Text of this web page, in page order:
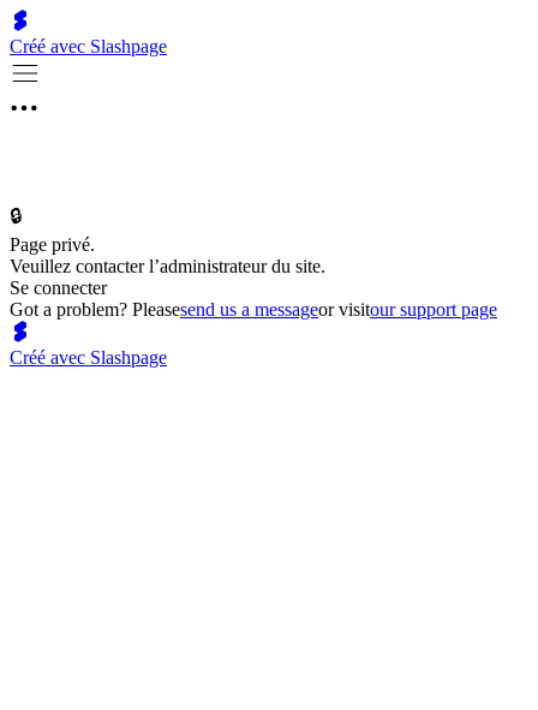
Créé avec Slashpage
🔒
Page privé.
Veuillez contacter l’administrateur du site.
Se connecter
Got a problem? Pleasesend us a messageor visitour support page
Créé avec Slashpage